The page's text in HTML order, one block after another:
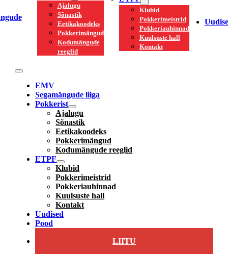
Ajalugu
Sõnastik
Eetikakoodeks
Pokkerimängud
Kodumängude
reeglid
Klubid
Pokkerimeistrid
Pokkeriauhinnad
Kuulsuste hall
Kontakt
EMV
Segamängude liiga
Pokkerist
Ajalugu
Sõnastik
Eetikakoodeks
Pokkerimängud
Kodumängude reeglid
ETPF
Klubid
Pokkerimeistrid
Pokkeriauhinnad
Kuulsuste hall
Kontakt
Uudised
Pood
LIITU